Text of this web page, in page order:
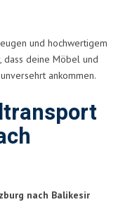
und hochwertigem
dass deine Möbel und
ankommen.
nach Balikesir